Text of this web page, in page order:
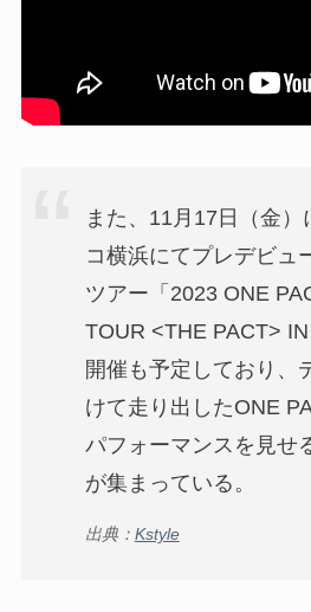
また、11月17日（金）
コ横浜にてプレデビュ
ツアー「2023 ONE
TOUR <THE PACT>
開催も予定しており、
けて走り出したONE
パフォーマンスを見せ
が集まっている。
出典： Kstyle